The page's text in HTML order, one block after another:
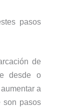
pasos
de
desde o
a
son pasos